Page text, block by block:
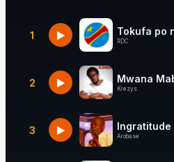
1 Tokufa po
RDC
2 Mwana
Krezys
3 Ingratitude
Arobase